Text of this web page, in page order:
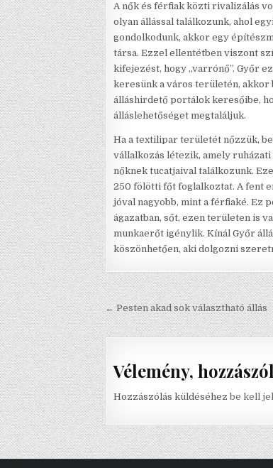
A nők és férfiak közti rivalizálás
olyan állással találkozunk, ahol
gondolkodunk, akkor egy
társa. Ezzel ellentétben viszont
kifejezést, hogy „varrónő”. Győr
keresünk a város területén, akkor
álláshirdető portálok keresőibe,
álláslehetőséget megtaláljuk.
Ha a textilipar területét nőzzük,
vállalkozás létezik, amely
nőknek tucatjaival találkozunk.
250 fölötti főt foglalkoztat. A fent
jóval nagyobb, mint a férfiaké. Ez
ágazatban, sőt, ezen területen is
munkaerőt igénylik. Kínál Győr
köszönhetően, aki dolgozni
Bejegyzés
← Pesten akad sok választható állás
Vélemény,
Hozzászólás küldéséhezbe kell